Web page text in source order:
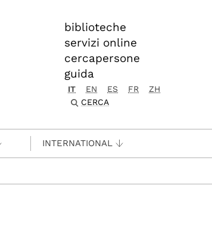
biblioteche
servizi online
cercapersone
guida
IT EN ES FR
ZH
CERCA
INTERNATIONAL